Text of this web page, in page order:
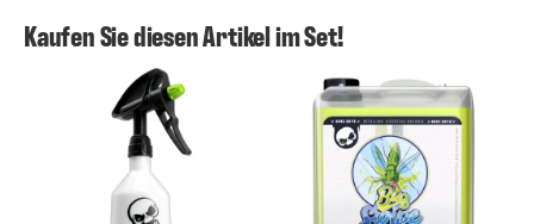
Kaufen Sie diesen Artikel im Set!